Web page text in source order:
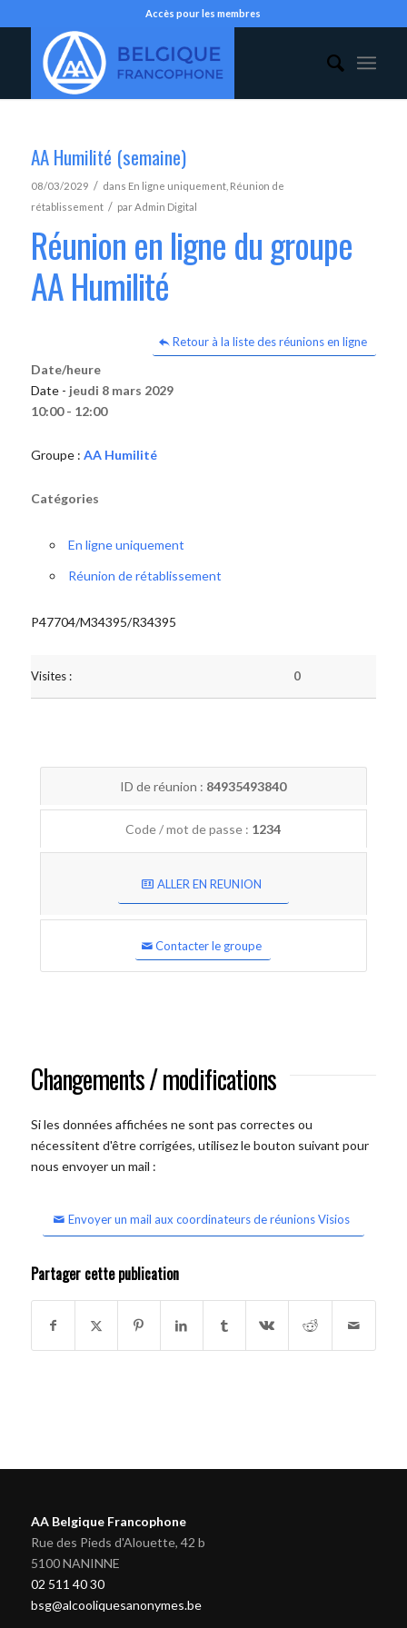
Accès pour les membres
AA Humilité (semaine)
08/03/2029 / dans En ligne uniquement, Réunion de
rétablissement / parAdmin Digital
Réunion en ligne du groupe
AA Humilité
Retour à la liste des réunions en ligne
Date/heure
Date - jeudi 8 mars 2029
10:00 - 12:00
Groupe : AA Humilité
Catégories
En ligne uniquement
Réunion de rétablissement
P47704/M34395/R34395
Visites : 0
ID de réunion : 84935493840
Code / mot de passe : 1234
ALLER EN REUNION
Contacter le groupe
Changements / modifications
Si les données affichées ne sont pas correctes ou
nécessitent d'être corrigées, utilisez le bouton suivant pour
nous envoyer un mail :
Envoyer un mail aux coordinateurs de réunions Visios
Partager cette publication
AA Belgique Francophone
Rue des Pieds d'Alouette, 42 b
5100 NANINNE
02 511 40 30
bsg@alcooliquesanonymes.be